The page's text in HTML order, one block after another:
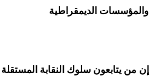
والمؤسسات الديمقراطية
إن من يتابعون سلوك النقابة